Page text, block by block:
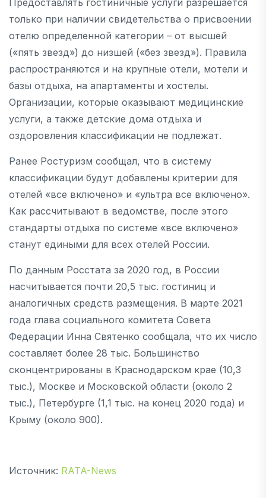
только при наличии свидетельства о присвоении
отелю определенной категории – от высшей
(«пять звезд») до низшей («без звезд»). Правила
распространяются и на крупные отели, мотели и
базы отдыха, на апартаменты и хостелы.
Организации, которые оказывают медицинские
услуги, а также детские дома отдыха и
оздоровления классификации не подлежат.
Ранее Ростуризм сообщал, что в систему
классификации будут добавлены критерии для
отелей «все включено» и «ультра все включено».
Как рассчитывают в ведомстве, после этого
стандарты отдыха по системе «все включено»
станут едиными для всех отелей России.
По данным Росстата за 2020 год, в России
насчитывается почти 20,5 тыс. гостиниц и
аналогичных средств размещения. В марте 2021
года глава социального комитета Совета
Федерации Инна Святенко сообщала, что их число
составляет более 28 тыс. Большинство
сконцентрированы в Краснодарском крае (10,3
тыс.), Москве и Московской области (около 2
тыс.), Петербурге (1,1 тыс. на конец 2020 года) и
Крыму (около 900).
Источник: RATA-News